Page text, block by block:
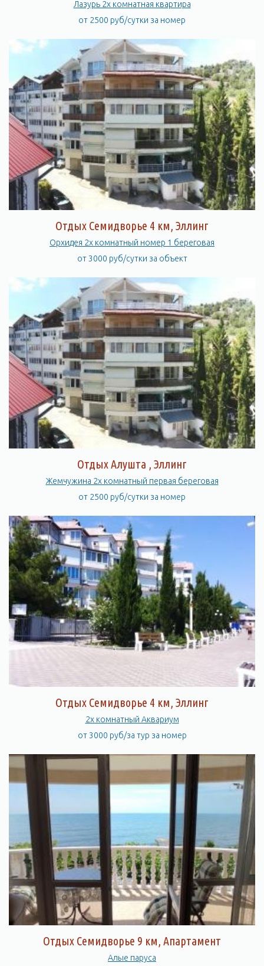
Лазурь 2х комнатная квартира
от 2500 руб/сутки за номер
Отдых Семидворье 4 км, Эллинг
Орхидея 2х комнатный номер 1 береговая
от 3000 руб/сутки за объект
Отдых Алушта , Эллинг
Жемчужина 2х комнатный первая береговая
от 2500 руб/сутки за номер
Отдых Семидворье 4 км, Эллинг
2х комнатный Аквариум
от 3000 руб/за тур за номер
Отдых Семидворье 9 км, Апартамент
Алые паруса